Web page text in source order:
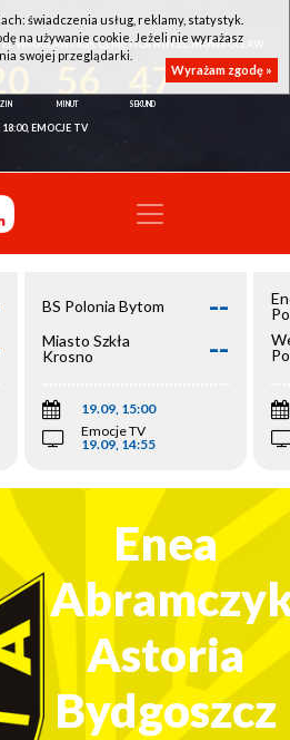
WROCŁAW - KSK QEMETICA NOTEĆ INOWROCŁAW
47
EMOCJE TV
BS Polonia Bytom --
Miasto Szkła
Krosno
--
19.09, 15:00
Emocje TV
19.09, 14:55
Enea
Astoria
Bydgoszcz
świadczenia usług, reklamy, statystyk.
na używanie cookie. Jeżeli nie wyrażasz
swojej przeglądarki.
Wyrażam zgodę »